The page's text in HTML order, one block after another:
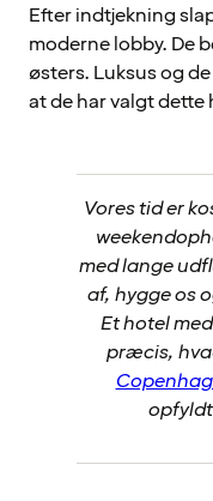
Efter indtjekning
moderne lobby. De
østers. Luksus og
at de har valgt dette
Vores tid er
med lange
af, hygge os
Et hotel
præcis,